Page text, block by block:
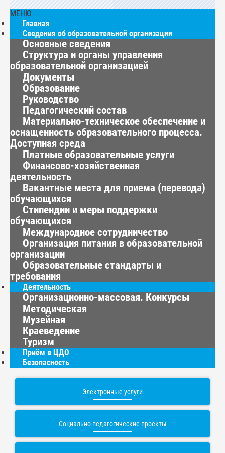
МЕНЮ
Главная
Сведения об образовательной организации
Основные сведения
Структура и органы управления
образовательной организацией
Документы
Образование
Руководство
Педагогический состав
Материально-техническое обеспечение и
оснащенность образовательного процесса.
Доступная среда
Платные образовательные услуги
Финансово-хозяйственная
деятельность
Вакантные места для приема (перевода)
обучающихся
Стипендии и меры поддержки
обучающихся
Международное сотрудничество
Организация питания в образовательной
организации
Образовательные стандарты и
требования
Деятельность
Организационно-массовая. Конкурсы
Методическая
Музейная
Краеведение
Туризм
Приём в ЦДО
Безопасность
Электронные услуги
Социально-педагогические проекты